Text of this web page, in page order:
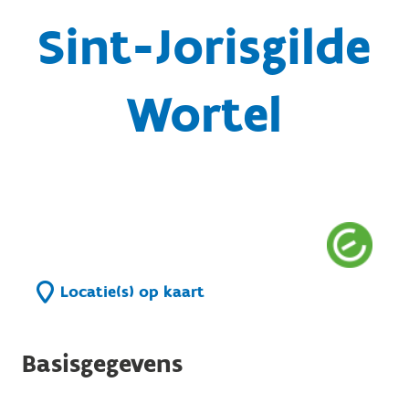
Sint-Jorisgilde
Wortel
Locatie(s) op kaart
Basisgegevens